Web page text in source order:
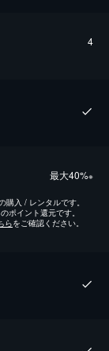
4
最⼤40%※
入 / レンタルです。
ポイント還元です。
らをご確認ください。